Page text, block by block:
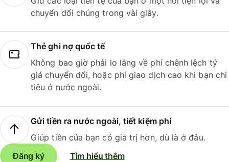
chuyển đổi chúng trong vài giây.
Thẻ ghi nợ quốc tế
Không bao giờ phải lo lắng về phí chênh lệch tỷ
giá chuyển đổi, hoặc phí giao dịch cao khi bạn chi
tiêu ở nước ngoài.
Gửi tiền ra nước ngoài, tiết kiệm phí
Giúp tiền của bạn có giá trị hơn, dù là ở đâu.
Đăng ký
Tìm hiểu thêm